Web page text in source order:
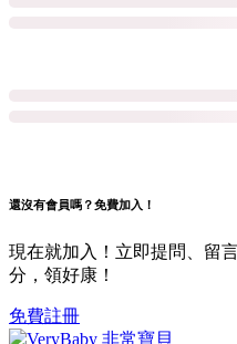
還沒有會員嗎？免費加入！
現在就加入！立即提問、留
分，領好康！
免費註冊